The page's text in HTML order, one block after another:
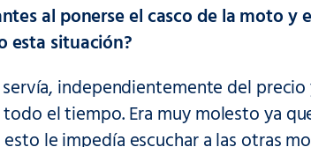
al ponerse el casco de la moto y
esta situación?
independientemente del precio
el tiempo. Era muy molesto ya